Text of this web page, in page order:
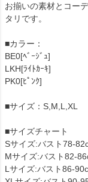
お揃いの素材とコー
タリです。
■カラー：
BE0[ﾍﾞｰｼﾞｭ]
LKH[ﾗｲﾄｶｰｷ]
PK0[ﾋﾟﾝｸ]
■サイズ：S,M,L,XL
■サイズチャート
Sサイズ:バスト78-
Mサイズ:バスト82-
Lサイズ:バスト86-